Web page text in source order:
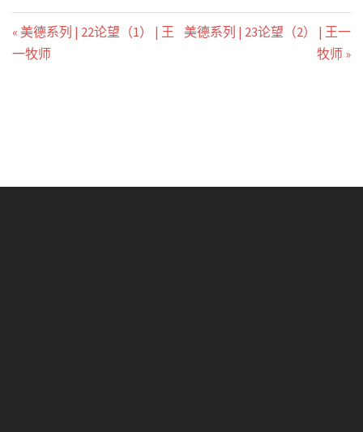
« 美德系列 | 22论望（1） | 王
一牧师
美德系列 | 23论望（2） | 王一
牧师 »